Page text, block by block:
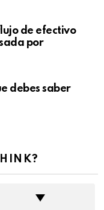
de efectivo
por
debes saber